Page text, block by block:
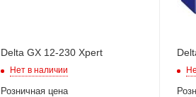
Delta GX 12-230 Xpert
Нет в наличии
Розничная цена